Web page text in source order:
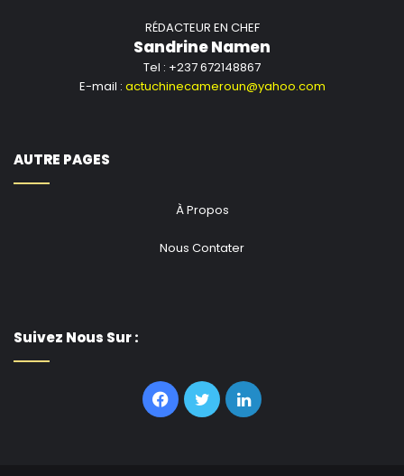
RÉDACTEUR EN CHEF
Sandrine Namen
Tel : +237 672148867
E-mail : actuchinecameroun@yahoo.com
AUTRE PAGES
À Propos
Nous Contater
Suivez Nous Sur :
Facebook
TwitterLinkedin